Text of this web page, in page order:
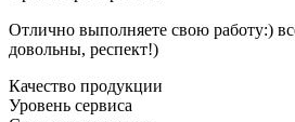
Отлично выполняете свою работу:)
довольны, респект!)
Качество продукции
Уровень сервиса